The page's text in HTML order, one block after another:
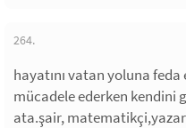
264.
hayatını vatan yoluna
mücadele ederken kendini
ata.şair,